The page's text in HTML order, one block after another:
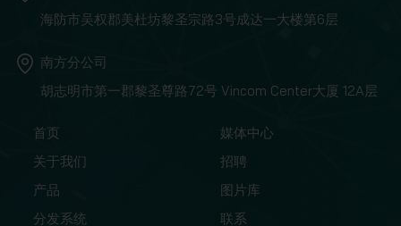
海防市吴权郡美杜坊黎圣宗路3号成达一大楼第6层
南方分公司
胡志明市第一郡黎圣尊路72号 Vincom Center大厦 12A层
首页
关于我们
产品
分发系统
媒体中心
招聘
图片库
联系